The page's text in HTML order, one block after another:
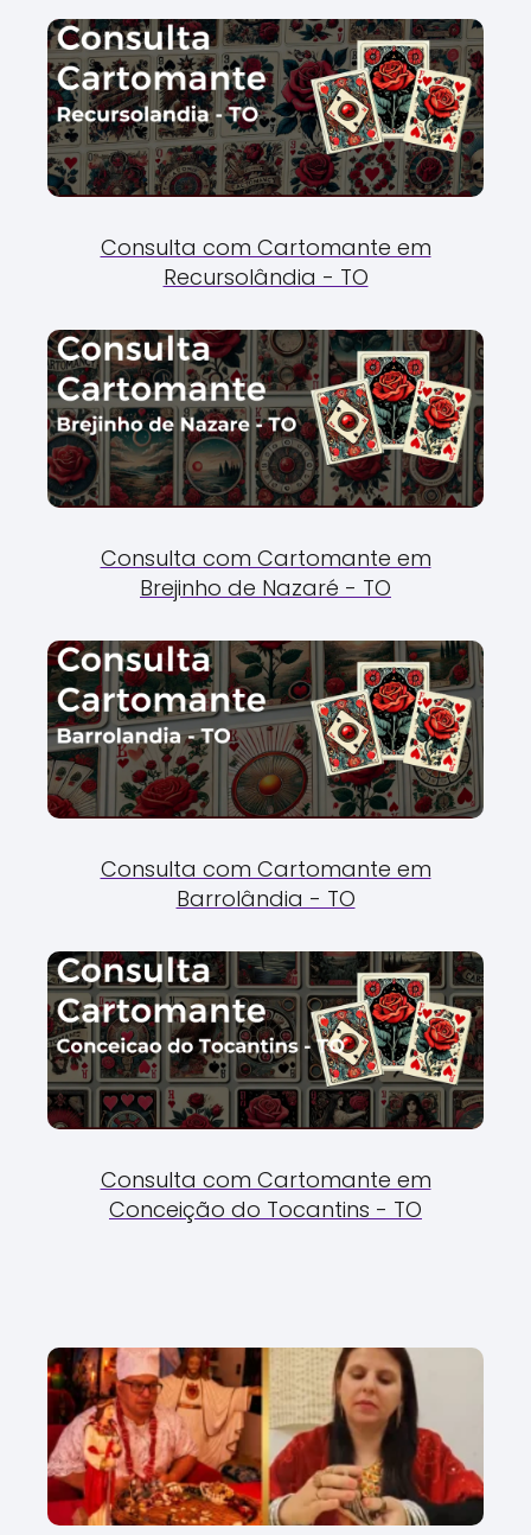
Consulta com Cartomante em
Recursolândia - TO
Consulta com Cartomante em
Brejinho de Nazaré - TO
Consulta com Cartomante em
Barrolândia - TO
Consulta com Cartomante em
Conceição do Tocantins - TO